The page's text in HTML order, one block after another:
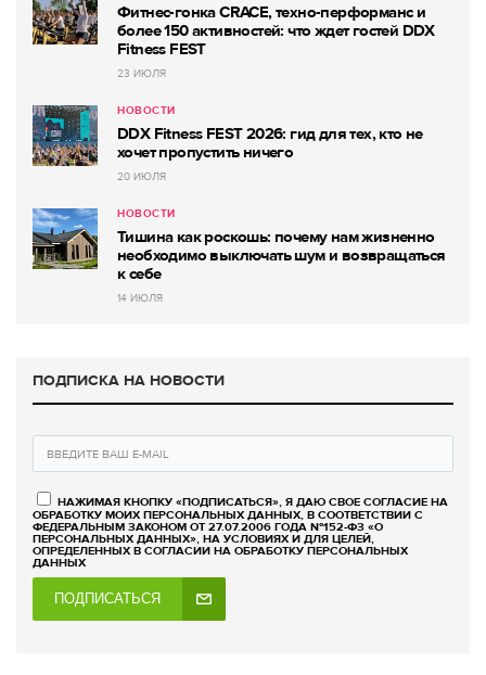
Фитнес-гонка CRACE, техно-перформанс и
более 150 активностей: что ждет гостей DDX
Fitness FEST
23 ИЮЛЯ
НОВОСТИ
DDX Fitness FEST 2026: гид для тех, кто не
хочет пропустить ничего
20 ИЮЛЯ
НОВОСТИ
Тишина как роскошь: почему нам жизненно
необходимо выключать шум и возвращаться
к себе
14 ИЮЛЯ
ПОДПИСКА НА НОВОСТИ
НАЖИМАЯ КНОПКУ «ПОДПИСАТЬСЯ», Я ДАЮ СВОЕ СОГЛАСИЕ НА
ОБРАБОТКУ МОИХ ПЕРСОНАЛЬНЫХ ДАННЫХ, В СООТВЕТСТВИИ С
ФЕДЕРАЛЬНЫМ ЗАКОНОМ ОТ 27.07.2006 ГОДА №152-ФЗ «О
ПЕРСОНАЛЬНЫХ ДАННЫХ», НА УСЛОВИЯХ И ДЛЯ ЦЕЛЕЙ,
ОПРЕДЕЛЕННЫХ В СОГЛАСИИ НА ОБРАБОТКУ ПЕРСОНАЛЬНЫХ
ДАННЫХ
ПОДПИСАТЬСЯ